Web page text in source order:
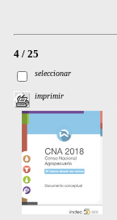
4 / 25
seleccionar
imprimir